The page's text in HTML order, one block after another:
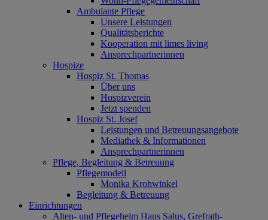
Ambulante Pflege
Unsere Leistungen
Qualitätsberichte
Kooperation mit limes living
Ansprechpartnerinnen
Hospize
Hospiz St. Thomas
Über uns
Hospizverein
Jetzt spenden
Hospiz St. Josef
Leistungen und Betreuungsangebote
Mediathek & Informationen
Ansprechpartnerinnen
Pflege, Begleitung & Betreuung
Pflegemodell
Monika Krohwinkel
Begleitung & Betreuung
Einrichtungen
Alten- und Pflegeheim Haus Salus, Grefrath-